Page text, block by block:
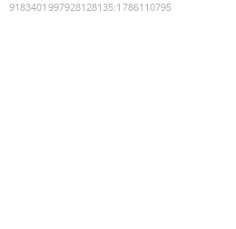
9183401997928128135:1786110795